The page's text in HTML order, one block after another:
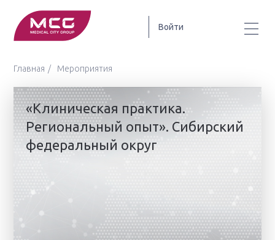
Войти
Главная Мероприятия
«Клиническая практика.
Региональный опыт». Сибирский
федеральный округ